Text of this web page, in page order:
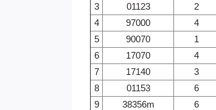
3
01123
2
4
97000
4
5
90070
1
6
17070
4
7
17140
3
8
01153
6
9
38356m
6